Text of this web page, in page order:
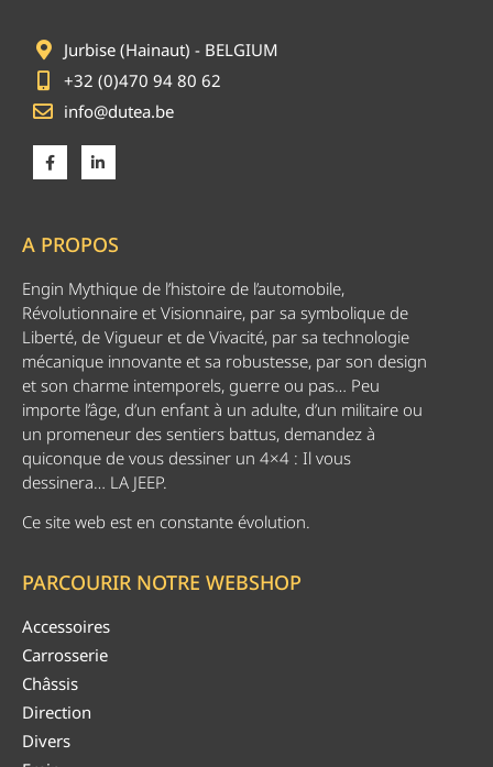
Jurbise (Hainaut) - BELGIUM
+32 (0)470 94 80 62
info@dutea.be
A PROPOS
Engin Mythique de l’histoire de l’automobile,
Révolutionnaire et Visionnaire, par sa symbolique de
Liberté, de Vigueur et de Vivacité, par sa technologie
mécanique innovante et sa robustesse, par son design
et son charme intemporels, guerre ou pas… Peu
importe l’âge, d’un enfant à un adulte, d’un militaire ou
un promeneur des sentiers battus, demandez à
quiconque de vous dessiner un 4×4 : Il vous
dessinera… LA JEEP.
Ce site web est en constante évolution.
PARCOURIR NOTRE WEBSHOP
Accessoires
Carrosserie
Châssis
Direction
Divers